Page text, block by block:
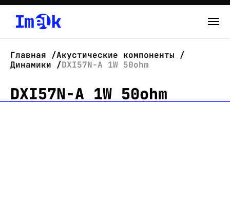
О нас
Новости
Главная
Акустические компоненты
Динамики
DXI57N-A 1W 50ohm
DXI57N-A 1W 50ohm